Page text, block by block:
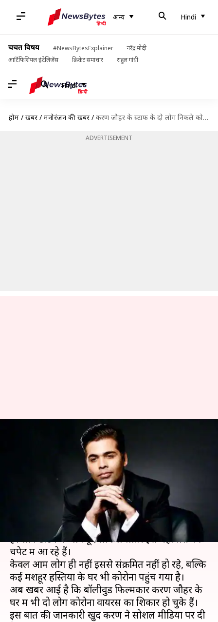
अन्य Hindi
चर्चित विषय #NewsBytesExplainer
नरेंद्र मोदी
आर्टिफिशियल इंटेलिजेंस
क्रिकेट समाचार राहुल गांधी
Hindi
होम / खबरें / मनोरंजन की खबरें / करण जौहर के स्टाफ के दो लोग निकले कोरोना वायरस पॉजीटिव, बिल्डिंग में ही किया क्वारंटाइन
ADVERTISEMENT
करण जौहर के स्टाफ के दो लोग
निकले कोरोना वायरस पॉजीटिव,
बिल्डिंग में ही किया क्वारंटाइन
May 26, 2020 11:57 am
कोरोना वायरस का कहर हर दिन देशभर में बढ़ता जा रहा
है। लॉकडाउन के बावजूद लोग लगातार इस महामारी की
चपेट में आ रहे हैं।
केवल आम लोग ही नहीं इससे संक्रमित नहीं हो रहे, बल्कि
कई मशहूर हस्तियों के घर भी कोरोना पहुंच गया है।
अब खबर आई है कि बॉलीवुड फिल्मकार करण जौहर के
घर में भी दो लोग कोरोना वायरस का शिकार हो चुके हैं।
इस बात की जानकारी खुद करण ने सोशल मीडिया पर दी